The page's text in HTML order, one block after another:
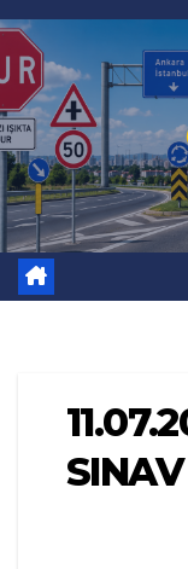
Skip
to
content